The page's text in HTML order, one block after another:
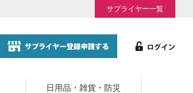
サプライヤー一覧
日用品・雑貨・防災